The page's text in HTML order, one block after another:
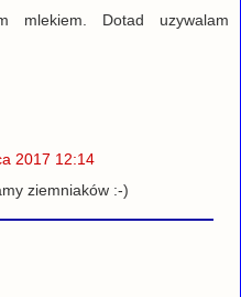
mlekiem. Dotad uzywalam
2017 12:14
ziemniaków :-)